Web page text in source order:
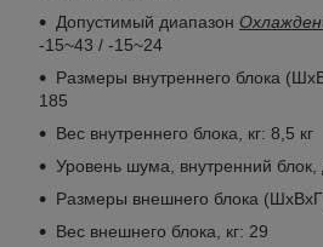
Допустимый диапазон
-15~43 / -15~24
Размеры внутреннего блока
185
Вес внутреннего блока, кг: 8,5 кг
Уровень шума, внутренний
Размеры внешнего блока
Вес внешнего блока, кг: 29